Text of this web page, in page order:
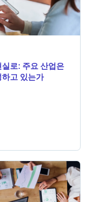
로: 주요 산업은
고 있는가